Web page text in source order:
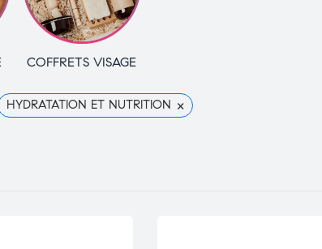
COFFRETS VISAGE
HYDRATATION ET NUTRITION ×